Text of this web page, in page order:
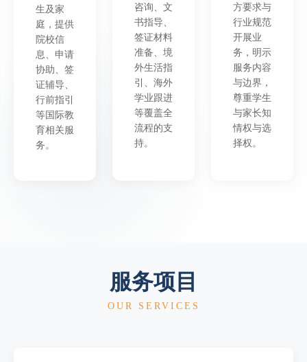
生及家
庭，提供
院校信
息、申请
协助、签
证辅导、
行前指引
等国际教
育相关服
务。
咨询、文
书指导、
签证材料
准备、境
外生活指
引、海外
学业跟进
等覆盖全
流程的支
持。
方要求与
行业规范
开展业
务，明示
服务内容
与边界，
尊重学生
与家长知
情权与选
择权。
服务项目
OUR SERVICES